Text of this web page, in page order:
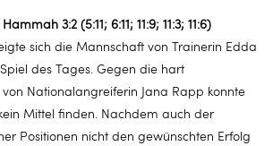
3:2 (5:11; 6:11; 11:9; 11:3; 11:6)
sich die Mannschaft von Trainerin Edda
des Tages. Gegen die hart
Nationalangreiferin Jana Rapp konnte
Mittel finden. Nachdem auch der
Positionen nicht den gewünschten Erfolg